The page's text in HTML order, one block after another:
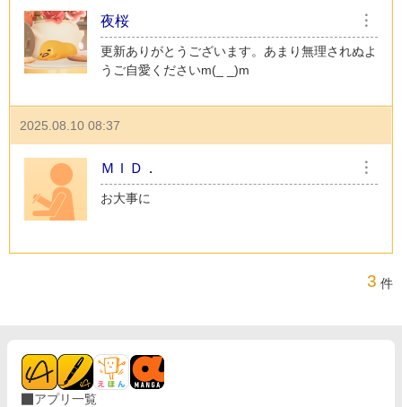
夜桜 ︙
更新ありがとうございます。あまり無理されぬよ
うご自愛くださいm(_ _)m
2025.08.10 08:37
ＭＩＤ． ︙
お大事に
3 件
アプリ一覧